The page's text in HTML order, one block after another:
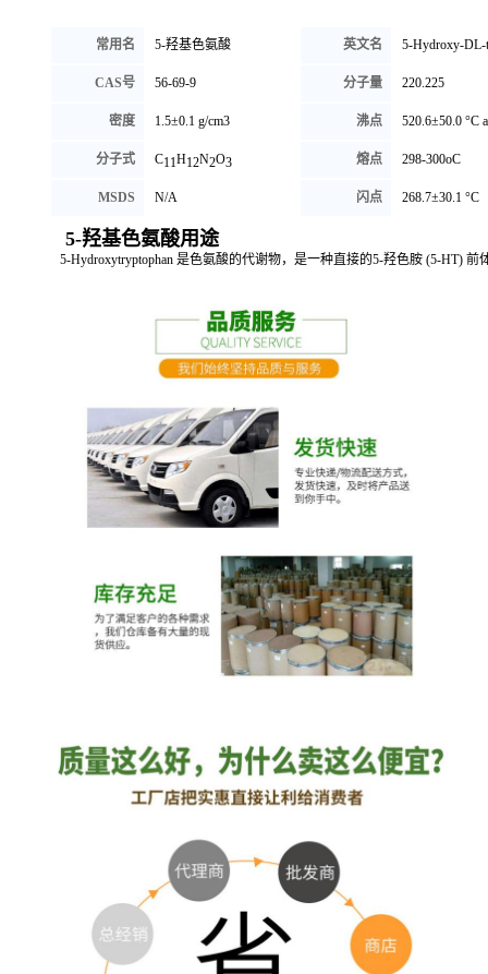
常用名 5-羟基色氨酸 英文名 5-Hydroxy-DL-
CAS号 56-69-9 分子量 220.225
密度 1.5±0.1 g/cm3 沸点 520.6±50.0 °C
分子式 C11H12N2O3 熔点 298-300oC
MSDS N/A 闪点 268.7±30.1 °C
5-羟基色氨酸用途
5-Hydroxytryptophan 是色氨酸的代谢物，是一种直接的5-羟色胺 (5-HT)